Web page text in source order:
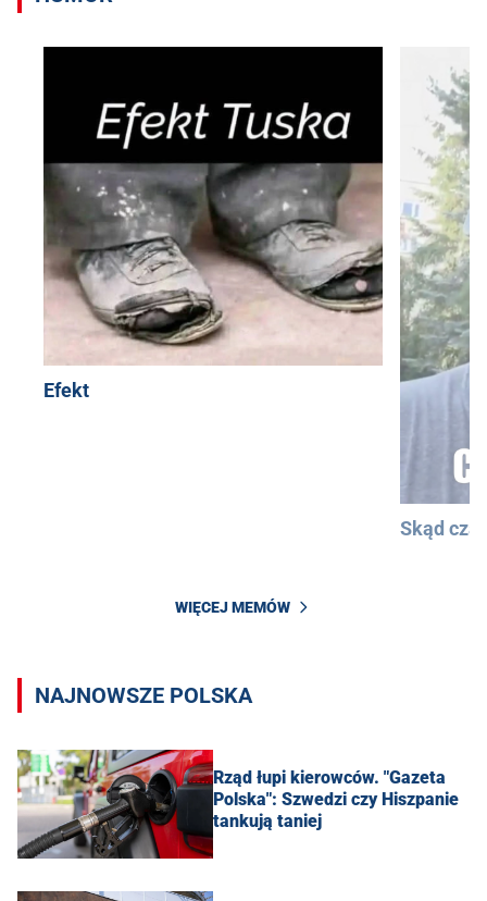
Efekt
Skąd
WIĘCEJ MEMÓW
NAJNOWSZE POLSKA
Rząd łupi kierowców. "Gazeta
Polska": Szwedzi czy Hiszpanie
tankują taniej